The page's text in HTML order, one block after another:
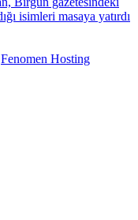
Fenomen Hosting